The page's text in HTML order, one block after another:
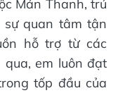
Mán Thanh, trú
sự quan tâm tận
hỗ trợ từ các
qua, em luôn đạt
tốp đầu của